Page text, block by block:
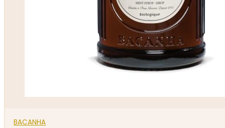
BACANHA